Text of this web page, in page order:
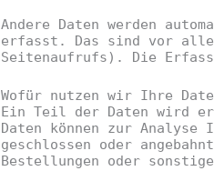
Andere Daten werden
erfasst. Das sind vor
Seitenaufrufs). Die
Wofür nutzen wir Ihre
Ein Teil der Daten wird
Daten können zur
geschlossen oder
Bestellungen oder